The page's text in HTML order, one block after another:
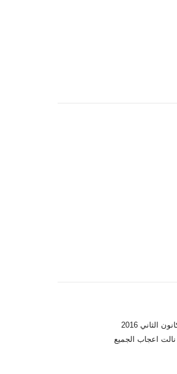
قامت المدرسة باصطحاب طلاب الصفوف من الثالث الى الثامن في رحلة الى "هوليوود سيرك العالمي" يوم الخميس 21 كانون الثاني 2016
اعجاب الجميع